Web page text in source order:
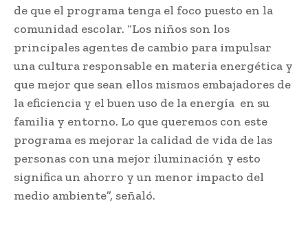
de que el programa tenga el foco puesto en la
comunidad escolar. “Los niños son los
principales agentes de cambio para impulsar
una cultura responsable en materia energética y
que mejor que sean ellos mismos embajadores de
la eficiencia y el buen uso de la energía en su
familia y entorno. Lo que queremos con este
programa es mejorar la calidad de vida de las
personas con una mejor iluminación y esto
significa un ahorro y un menor impacto del
medio ambiente”, señaló.